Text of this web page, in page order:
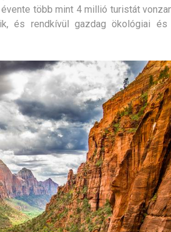
több mint 4 millió turistát
és rendkívül gazdag ökológiai és